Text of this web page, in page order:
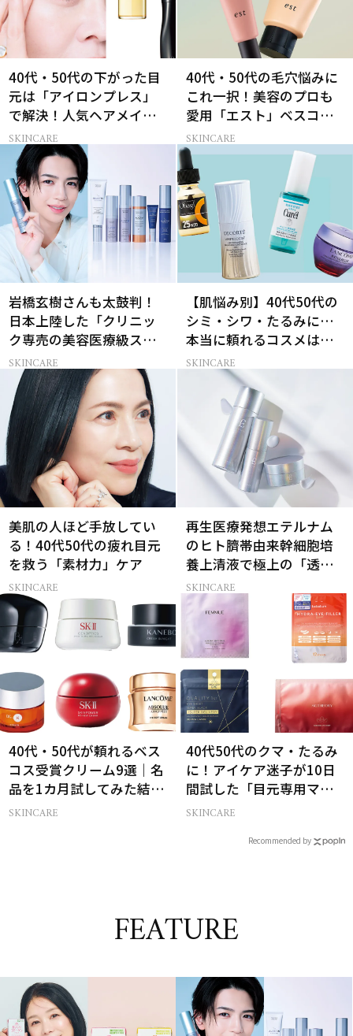
40代・50代の下がった目
元は「アイロンプレス」
で解決！人気ヘアメイク
のリアル習慣
SKINCARE
40代・50代の毛穴悩みに
これ一択！美容のプロも
愛用「エスト」ベスコス
受賞コスメ
SKINCARE
岩橋玄樹さんも太鼓判！
日本上陸した「クリニッ
ク専売の美容医療級スキ
ンケア」
SKINCARE
【肌悩み別】40代50代の
シミ・シワ・たるみに…
本当に頼れるコスメは？
ベスコス受賞スキンケア
SKINCARE
美肌の人ほど手放してい
る！40代50代の疲れ目元
を救う「素材力」ケア
SKINCARE
再生医療発想エテルナム
のヒト臍帯由来幹細胞培
養上清液で極上の「透明
感ハリ肌」へ
SKINCARE
40代・50代が頼れるベス
コス受賞クリーム9選｜名
品を1カ月試してみた結果
は？
SKINCARE
40代50代のクマ・たるみ
に！アイケア迷子が10日
間試した「目元専用マス
ク」4選
SKINCARE
Recommended by
FEATURE